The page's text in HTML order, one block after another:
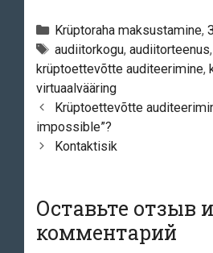
Рубрики
Krüptoraha maksustamine,
Метки
audiitorkogu, audiitorteenus,
krüptoettevõtte auditeerimine,
virtuaalvääring
Навигация
по
записям
Krüptoettevõtte
impossible”?
Kontaktisik
Оставьте отзыв
комментарий